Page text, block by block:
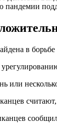
пандемии
в
или